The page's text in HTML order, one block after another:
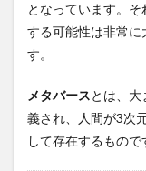
となっています。そ
する可能性は非常に
す。
メタバースとは、
義され、人間が3次
して存在するもので